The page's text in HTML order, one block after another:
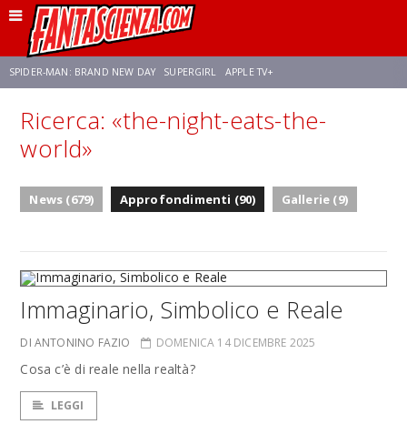
SPIDER-MAN: BRAND NEW DAY SUPERGIRL APPLE TV+
FRANCO RICCIARDIELLO ZENDAYA STAR TREK AVENGERS: DOOMSDAY
NETFLIX SADIE SINK STAR TREK: STRANGE NEW WORLDS
Ricerca: «the-night-eats-the-
world»
News (679) Approfondimenti (90) Gallerie (9)
Immaginario, Simbolico e Reale
DI ANTONINO FAZIO DOMENICA 14 DICEMBRE 2025
Cosa c’è di reale nella realtà?
LEGGI